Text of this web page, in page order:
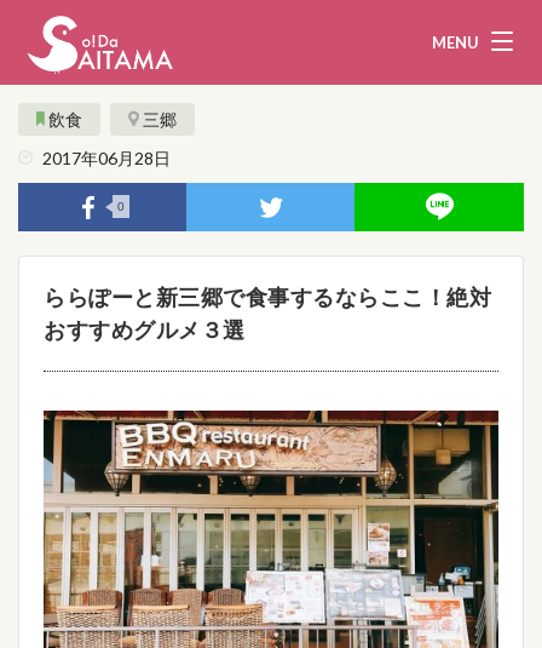
MENU
娯楽・観光
企業・団体 教育・医療
行政 まとめ！
地域から探す
募集！ お問い合わせ
運営団体 ライター
飲食
三郷
2017年06月28日
0
ららぽーと新三郷で食事するならここ！絶対
おすすめグルメ３選